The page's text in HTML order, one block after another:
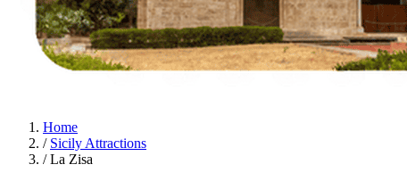
Home
/ Sicily Attractions
/ La Zisa